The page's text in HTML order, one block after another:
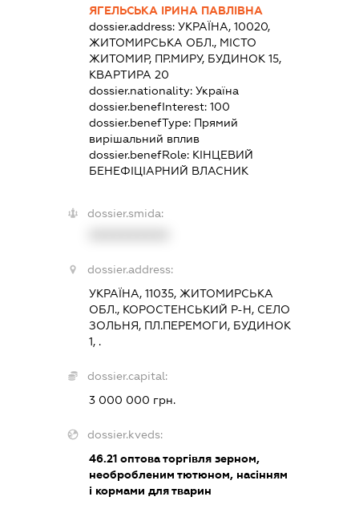
ЯГЕЛЬСЬКА ІРИНА ПАВЛІВНА
dossier.address: УКРАЇНА, 10020,
ЖИТОМИРСЬКА ОБЛ., МІСТО
ЖИТОМИР, ПР.МИРУ, БУДИНОК 15,
КВАРТИРА 20
dossier.nationality: Україна
dossier.benefInterest: 100
dossier.benefType: Прямий
вирішальний вплив
dossier.benefRole: КІНЦЕВИЙ
БЕНЕФІЦІАРНИЙ ВЛАСНИК
dossier.smida:
dossier.address:
УКРАЇНА, 11035, ЖИТОМИРСЬКА
ОБЛ., КОРОСТЕНСЬКИЙ Р-Н, СЕЛО
ЗОЛЬНЯ, ПЛ.ПЕРЕМОГИ, БУДИНОК
1, .
dossier.capital:
3 000 000 грн.
dossier.kveds:
46.21оптова торгівля зерном,
необробленим тютюном, насінням
і кормами для тварин